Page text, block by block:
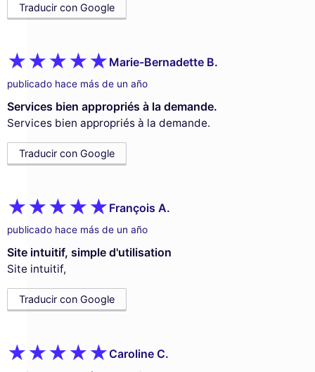
Traducir con Google
Marie-Bernadette B.
publicado hace más de un año
Services bien appropriés à la demande.
Services bien appropriés à la demande.
Traducir con Google
François A.
publicado hace más de un año
Site intuitif, simple d'utilisation
Site intuitif,
Traducir con Google
Caroline C.